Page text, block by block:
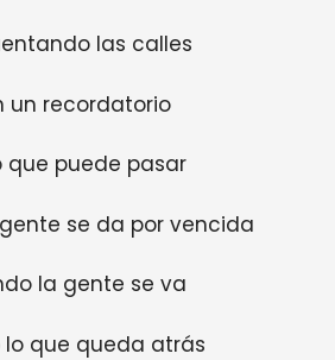
las calles
un recordatorio
que puede pasar
se da por vencida
la gente se va
lo que queda atrás